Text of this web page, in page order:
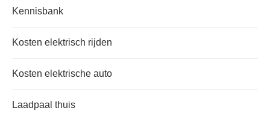
Kennisbank
Kosten elektrisch rijden
Kosten elektrische auto
Laadpaal thuis